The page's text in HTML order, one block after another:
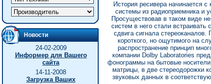
Новости
24-02-2009
Информер для Вашего
сайта
14-11-2008
Загрузка Ваших
История ресивера начинается
системы из радиоприемника и
Просуществовав в таком виде
систем в него стали
сдвига сигнала
короткого, но ощутимого на
распространение принцип
компании Dolby Laboratories
фонограммы на бытовые
матрицы, в две стереодорожки
звуковых данных в